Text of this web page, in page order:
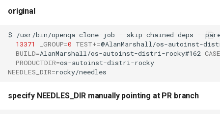
original
$ /usr/bin/openqa-clone-job --skip-chained-deps --
13371
_GROUP=0 TEST+=@AlanMarshall/os-autoinst-
BUILD=AlanMarshall/os-autoinst-distri-rocky#162
PRODUCTDIR=
NEEDLES_DIR=
specify NEEDLES_DIR manually pointing at PR branch